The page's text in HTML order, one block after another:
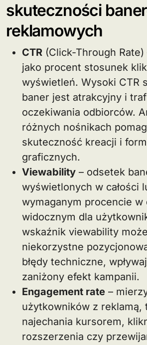
skuteczności
reklamowych
CTR (Click-Through
jako procent stosunek
wyświetleń. Wysoki CTR
baner jest atrakcyjny i
oczekiwania odbiorców.
różnych nośnikach
skuteczność kreacji i
graficznych.
Viewability – odsetek
wyświetlonych w całości
wymaganym procencie w
widocznym dla
wskaźnik viewability
niekorzystne
błędy techniczne,
zaniżony efekt kampanii.
Engagement rate –
użytkowników z reklamą,
najechania kursorem,
rozszerzenia czy